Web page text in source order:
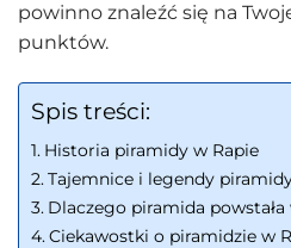
powinno znaleźć się na
punktów.
Spis treści:
Historia piramidy w Rapie
Tajemnice i legendy
Dlaczego piramida powstała
Ciekawostki o piramidzie w